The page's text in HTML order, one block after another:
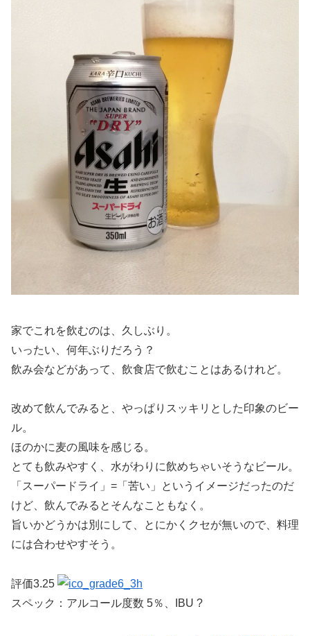
家でこれを飲むのは、久しぶり。
いったい、何年ぶりだろう？
飲み会などがあって、飲食店で飲むことはあるけれど。
改めて飲んでみると、やっぱりスッキリとした印象のビー
ル。
ほのかに麦の風味を感じる。
とても飲みやすく、水がわりに飲めちゃいそうなビール。
「スーパードライ」=「苦い」というイメージだったのだ
けど、飲んでみるとそんなこともなく。
旨いかどうかは別にして、とにかくクセが無いので、料理
には合わせやすそう。
評価3.25
スペック：アルコール度数 5％、IBU ?